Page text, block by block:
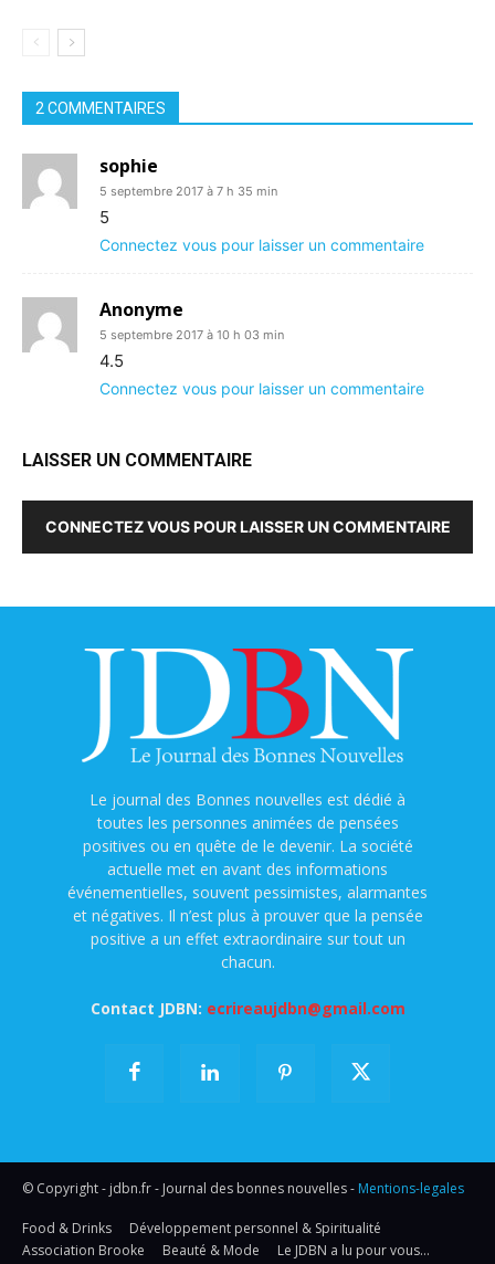
2 COMMENTAIRES
sophie
5 septembre 2017 à 7 h 35 min
5
Connectez vous pour laisser un commentaire
Anonyme
5 septembre 2017 à 10 h 03 min
4.5
Connectez vous pour laisser un commentaire
LAISSER UN COMMENTAIRE
CONNECTEZ VOUS POUR LAISSER UN COMMENTAIRE
Le journal des Bonnes nouvelles est dédié à
toutes les personnes animées de pensées
positives ou en quête de le devenir. La société
actuelle met en avant des informations
événementielles, souvent pessimistes, alarmantes
et négatives. Il n’est plus à prouver que la pensée
positive a un effet extraordinaire sur tout un
chacun.
Contact JDBN: ecrireaujdbn@gmail.com
© Copyright - jdbn.fr - Journal des bonnes nouvelles - Mentions-legales
Food & Drinks
Développement personnel & Spiritualité
Association Brooke
Beauté & Mode
Le JDBN a lu pour vous…